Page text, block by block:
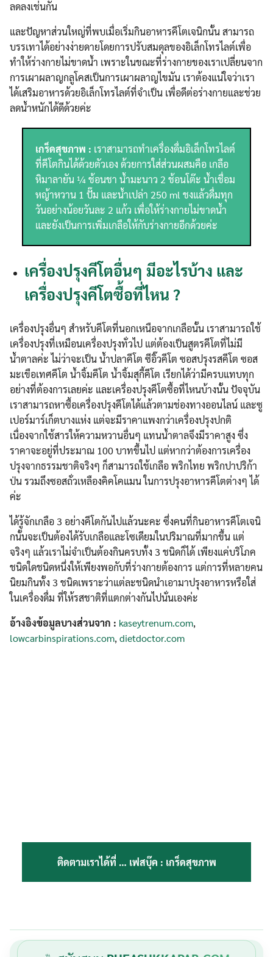
for:
Search
ลดลงเช่นกัน
และปัญหาส่วนใหญ่ที่พบเมื่อเริ่มกินอาหารคีโตเจนิกนั้น สามารถ
บรรเทาได้อย่างง่ายดายโดยการปรับสมดุลของอิเล็กโทรไลต์เพื่อ
ทำให้ร่างกายไม่ขาดน้ำ เพราะในขณะที่ร่างกายของเราเปลี่ยนจาก
การเผาผลาญกลูโคสเป็นการเผาผลาญไขมัน เราต้องแน่ใจว่าเรา
ได้เสริมอาหารด้วยอิเล็กโทรไลต์ที่จำเป็น เพื่อดีต่อร่างกายและช่วย
ลดน้ำหนักได้ดีด้วยค่ะ
เกร็ดสุขภาพ : เราสามารถทำเครื่องดื่มอิเล็กโทรไลต์
ที่คีโตกินได้ด้วยตัวเอง ด้วยการใส่ส่วนผสมคือ เกลือ
หิมาลายัน ¼ ช้อนชา น้ำมะนาว 2 ช้อนโต๊ะ น้ำเชื่อม
หญ้าหวาน 1 ปั๊ม และน้ำเปล่า 250 ml ชงแล้วดื่มทุก
วันอย่างน้อยวันละ 2 แก้ว เพื่อให้ร่างกายไม่ขาดน้ำ
และยังเป็นการเพิ่มเกลือให้กับร่างกายอีกด้วยค่ะ
เครื่องปรุงคีโตอื่นๆ มีอะไรบ้าง และ
เครื่องปรุงคีโตซื้อที่ไหน ?
เครื่องปรุงอื่นๆ สำหรับคีโตที่นอกเหนือจากเกลือนั้น เราสามารถใช้
เครื่องปรุงที่เหมือนเครื่องปรุงทั่วไป แต่ต้องเป็นสูตรคีโตที่ไม่มี
น้ำตาลค่ะ ไม่ว่าจะเป็น น้ำปลาคีโต ซีอิ๊วคีโต ซอสปรุงรสคีโต ซอส
มะเขือเทศคีโต น้ำจิ้มคีโต น้ำจิ้มสุกี้คีโต เรียกได้ว่ามีครบแทบทุก
อย่างที่ต้องการเลยค่ะ และเครื่องปรุงคีโตซื้อที่ไหนบ้างนั้น ปัจจุบัน
เราสามารถหาซื้อเครื่องปรุงคีโตได้แล้วตามช่องทางออนไลน์ และซู
เปอร์มาร์เก็ตบางแห่ง แต่จะมีราคาแพงกว่าเครื่องปรุงปกติ
เนื่องจากใช้สารให้ความหวานอื่นๆ แทนน้ำตาลจึงมีราคาสูง ซึ่ง
ราคาจะอยู่ที่ประมาณ 100 บาทขึ้นไป แต่หากว่าต้องการเครื่อง
ปรุงจากธรรมชาติจริงๆ ก็สามารถใช้เกลือ พริกไทย พริกปาปริก้า
ป่น รวมถึงซอสถั่วเหลืองคิคโคแมน ในการปรุงอาหารคีโตต่างๆ ได้
ค่ะ
ได้รู้จักเกลือ 3 อย่างคีโตกันไปแล้วนะคะ ซึ่งคนที่กินอาหารคีโตเจนิ
กนั้นจะเป็นต้องได้รับเกลือและโซเดียมในปริมาณที่มากขึ้น แต่
จริงๆ แล้วเราไม่จำเป็นต้องกินครบทั้ง 3 ชนิดก็ได้ เพียงแค่บริโภค
ชนิดใดชนิดหนึ่งให้เพียงพอกับที่ร่างกายต้องการ แต่การที่หลายคน
นิยมกินทั้ง 3 ชนิดเพราะว่าแต่ละชนิดนำเอามาปรุงอาหารหรือใส่
ในเครื่องดื่ม ที่ให้รสชาติที่แตกต่างกันไปนั่นเองค่ะ
อ้างอิงข้อมูลบางส่วนจาก : kaseytrenum.com,
lowcarbinspirations.com, dietdoctor.com
ติดตามเราได้ที่ … เฟสบุ๊ค : เกร็ดสุขภาพ